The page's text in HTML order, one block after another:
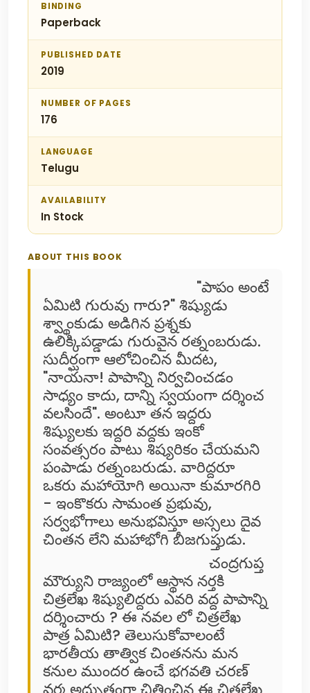
BINDING
Paperback
PUBLISHED DATE
2019
NUMBER OF PAGES
176
LANGUAGE
Telugu
AVAILABILITY
In Stock
ABOUT THIS BOOK
"పాపం అంటే
ఏమిటి గురువు గారు?" శిష్యుడు
శ్వ్థాంకుడు అడిగిన ప్రశ్నకు
ఉలిక్కిపడ్డాడు గురువైన రత్నంబరుడు.
సుదీర్ఘంగా ఆలోచించిన మీదట,
"నాయనా! పాపాన్ని నిర్వచించడం
సాధ్యం కాదు, దాన్ని స్వయంగా దర్శించ
వలసిందే". అంటూ తన ఇద్దరు
శిష్యులకు ఇద్దరి వద్దకు ఇంకో
సంవత్సరం పాటు శిష్యరికం చేయమని
పంపాడు రత్నంబరుడు. వారిద్దరూ
ఒకరు మహాయోగి అయినా కుమారగిరి
- ఇంకొకరు సామంత ప్రభువు,
సర్వభోగాలు అనుభవిస్తూ అస్సలు దైవ
చింతన లేని మహాభోగి బీజగుప్తుడు.
చంద్రగుప్త
మౌర్యుని రాజ్యంలో ఆస్థాన నర్తకి
చిత్రలేఖ శిష్యులిద్దరు ఎవరి వద్ద పాపాన్ని
దర్శించారు ? ఈ నవల లో చిత్రలేఖ
పాత్ర ఏమిటి? తెలుసుకోవాలంటే
భారతీయ తాత్విక చింతనను మన
కనుల ముందర ఉంచే భగవతి చరణ్